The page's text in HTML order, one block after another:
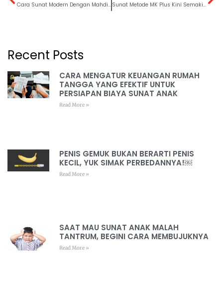
Cara Sunat Modern Dengan Mahdian Klem, Jagoan Jadi Lebih Nyaman! Sunat Metode MK Plus Kini Semakin Diminati!
Recent Posts
CARA MENGATUR KEUANGAN RUMAH
TANGGA YANG EFEKTIF UNTUK
PERSIAPAN BIAYA SUNAT ANAK
Read More »
PENIS GEMUK BUKAN BERARTI PENIS
KECIL, YUK SIMAK PERBEDANNYA!￼
Read More »
SAAT MAU SUNAT ANAK MALAH
TANTRUM, BEGINI CARA MEMBUJUKNYA
Read More »